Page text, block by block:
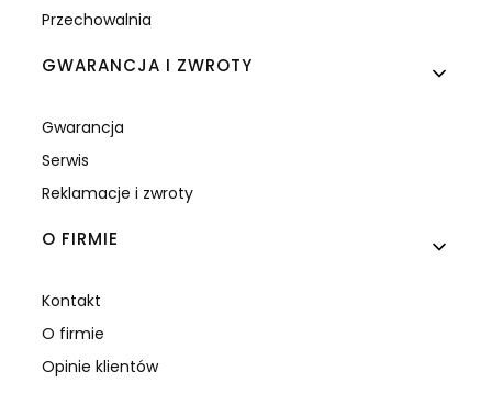
Przechowalnia
GWARANCJA I ZWROTY
Gwarancja
Serwis
Reklamacje i zwroty
O FIRMIE
Kontakt
O firmie
Opinie klientów